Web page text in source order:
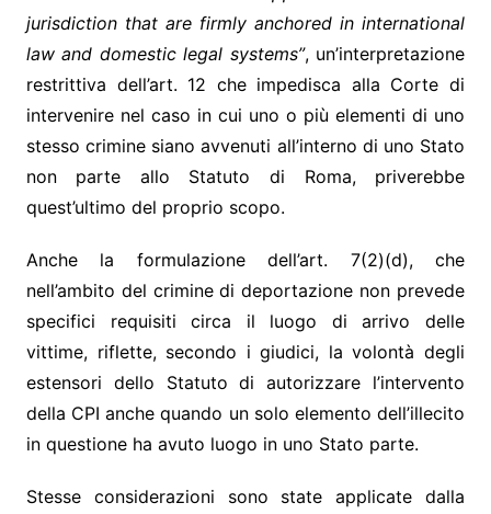
jurisdiction that are firmlyanchored in international
law and domestic legal systems”, un’interpretazione
restrittiva dell’art. 12 che impedisca alla Corte di
intervenire nel caso in cui uno o più elementi di uno
stesso crimine siano avvenuti all’interno di uno Stato
non parte allo Statuto di Roma, priverebbe
quest’ultimo del proprio scopo.
Anche la formulazione dell’art. 7(2)(d), che
nell’ambito del crimine di deportazione non prevede
specifici requisiti circa il luogo di arrivo delle
vittime, riflette, secondo i giudici, la volontà degli
estensori dello Statuto di autorizzare l’intervento
della CPI anche quando un solo elemento dell’illecito
in questione ha avuto luogo in uno Stato parte.
Stesse considerazioni sono state applicate dalla